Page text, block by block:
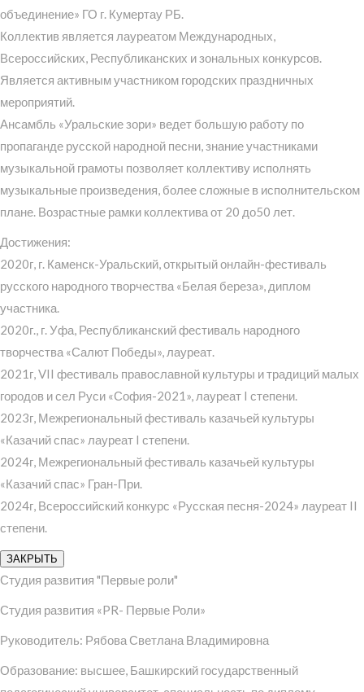
объединение» ГО г. Кумертау РБ.
Коллектив является лауреатом Международных,
Всероссийских, Республиканских и зональных конкурсов.
Является активным участником городских праздничных
мероприятий.
Ансамбль «Уральские зори» ведет большую работу по
пропаганде русской народной песни, знание участниками
музыкальной грамоты позволяет коллективу исполнять
музыкальные произведения, более сложные в исполнительском
плане. Возрастные рамки коллектива от 20 до50 лет.
Достижения:
2020г, г. Каменск-Уральский, открытый онлайн-фестиваль
русского народного творчества «Белая береза», диплом
участника.
2020г., г. Уфа, Республиканский фестиваль народного
творчества «Салют Победы», лауреат.
2021г, VII фестиваль православной культуры и традиций малых
городов и сел Руси «София-2021», лауреат I степени.
2023г, Межрегиональный фестиваль казачьей культуры
«Казачий спас» лауреат I степени.
2024г, Межрегиональный фестиваль казачьей культуры
«Казачий спас» Гран-При.
2024г, Всероссийский конкурс «Русская песня-2024» лауреат II
степени.
ЗАКРЫТЬ
Студия развития "Первые роли"
Студия развития «PR- Первые Роли»
Руководитель: Рябова Светлана Владимировна
Образование: высшее, Башкирский государственный